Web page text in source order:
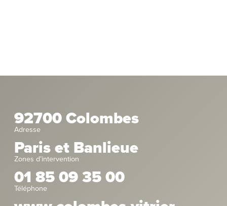
92700 Colombes
Adresse
Paris et Banlieue
Zones d’intervention
01 85 09 35 00
Téléphone